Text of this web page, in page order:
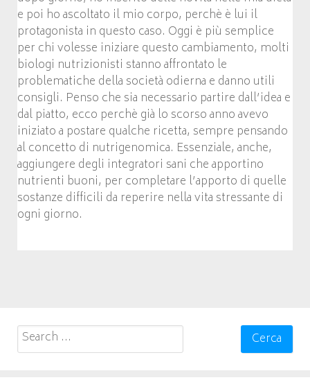
e poi ho ascoltato il mio corpo, perchè è lui il
protagonista in questo caso. Oggi è più semplice
per chi volesse iniziare questo cambiamento, molti
biologi nutrizionisti stanno affrontato le
problematiche della società odierna e danno utili
consigli. Penso che sia necessario partire dall’idea e
dal piatto, ecco perchè già lo scorso anno avevo
iniziato a postare qualche ricetta, sempre pensando
al concetto di nutrigenomica. Essenziale, anche,
aggiungere degli integratori sani che apportino
nutrienti buoni, per completare l’apporto di quelle
sostanze difficili da reperire nella vita stressante di
ogni giorno.
Search
for: